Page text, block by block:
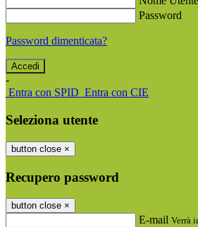
Password
Password dimenticata?
-
Entra con SPID Entra con CIE
Seleziona utente
button close ×
Recupero password
button close ×
E-mail Verrà